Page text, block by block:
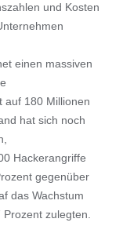
und Kosten
einen massiven
auf 180 Millionen
hat sich noch
Hackerangriffe
gegenüber
das Wachstum
zulegten.